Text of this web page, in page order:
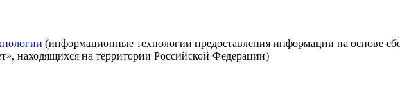
(информационные технологии предоставления информации на основе
находящихся на территории Российской Федерации)